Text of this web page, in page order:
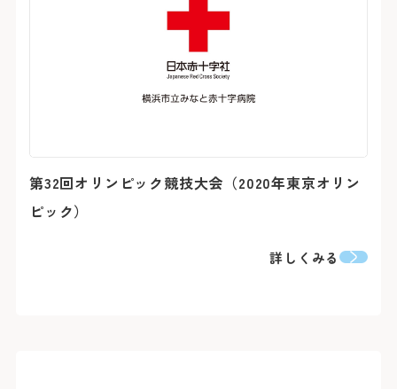
第32回オリンピック競技大会（2020年東京オリン
ピック）
詳しくみる